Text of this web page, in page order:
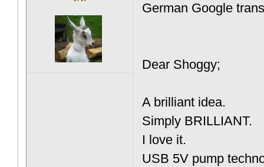
German Google
Dear Shoggy;
A brilliant idea.
Simply BRILLIANT.
I love it.
USB 5V pump